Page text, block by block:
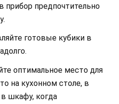
прибор предпочтительно
готовые кубики в
оптимальное место для
на кухонном столе, в
шкафу, когда